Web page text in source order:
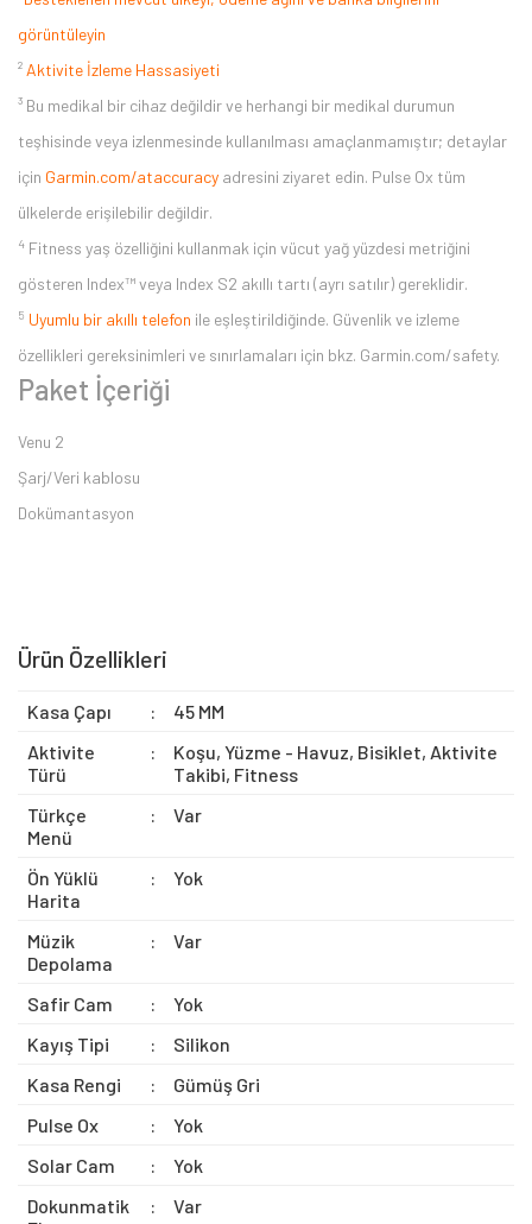
görüntüleyin
² Aktivite İzleme Hassasiyeti
³ Bu medikal bir cihaz değildir ve herhangi bir medikal durumun
teşhisinde veya izlenmesinde kullanılması amaçlanmamıştır; detaylar
için Garmin.com/ataccuracy adresini ziyaret edin. Pulse Ox tüm
ülkelerde erişilebilir değildir.
4 Fitness yaş özelliğini kullanmak için vücut yağ yüzdesi metriğini
gösteren Index™ veya Index S2 akıllı tartı (ayrı satılır) gereklidir.
5 Uyumlu bir akıllı telefon ile eşleştirildiğinde. Güvenlik ve izleme
özellikleri gereksinimleri ve sınırlamaları için bkz. Garmin.com/safety.
Paket İçeriği
Venu 2
Şarj/Veri kablosu
Dokümantasyon
Ürün Özellikleri
Kasa Çapı :
45 MM
Aktivite
Türü
:
Koşu, Yüzme - Havuz, Bisiklet, Aktivite
Takibi, Fitness
Türkçe
Menü
: Var
Ön Yüklü
Harita
: Yok
Müzik
Depolama
: Var
Safir Cam :
Yok
Kayış Tipi
:
Silikon
Kasa Rengi
:
Gümüş Gri
Pulse Ox
:
Yok
Solar Cam
:
Yok
Dokunmatik
: Var